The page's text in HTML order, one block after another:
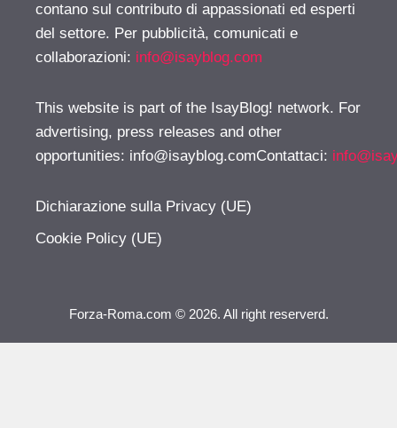
contano sul contributo di appassionati ed esperti
del settore. Per pubblicità, comunicati e
collaborazioni: info@isayblog.com
This website is part of the IsayBlog! network. For
advertising, press releases and other
opportunities: info@isayblog.comContattaci:
Dichiarazione sulla Privacy (UE)
Cookie Policy (UE)
Forza-Roma.com © 2026. All right reserverd.